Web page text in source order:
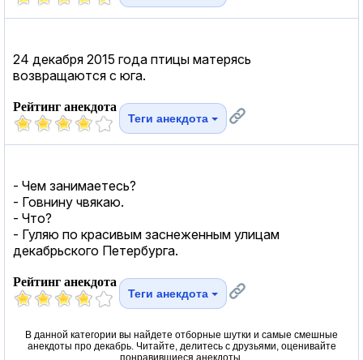
24 декабря 2015 года птицы матерясь
возвращаются с юга.
Рейтинг анекдота
Теги анекдота
- Чем занимаетесь?
- Говнину чвякаю.
- Что?
- Гуляю по красивым заснеженным улицам
декабрьского Петербурга.
Рейтинг анекдота
Теги анекдота
В данной категории вы найдете отборные шутки и самые смешные
анекдоты про декабрь. Читайте, делитесь с друзьями, оценивайте
понравившиеся анекдоты.